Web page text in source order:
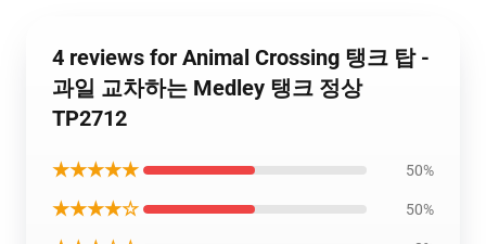
4 reviews for Animal Crossing 탱크 탑 -
과일 교차하는 Medley 탱크 정상
TP2712
★★★★★ 50%
★★★★☆ 50%